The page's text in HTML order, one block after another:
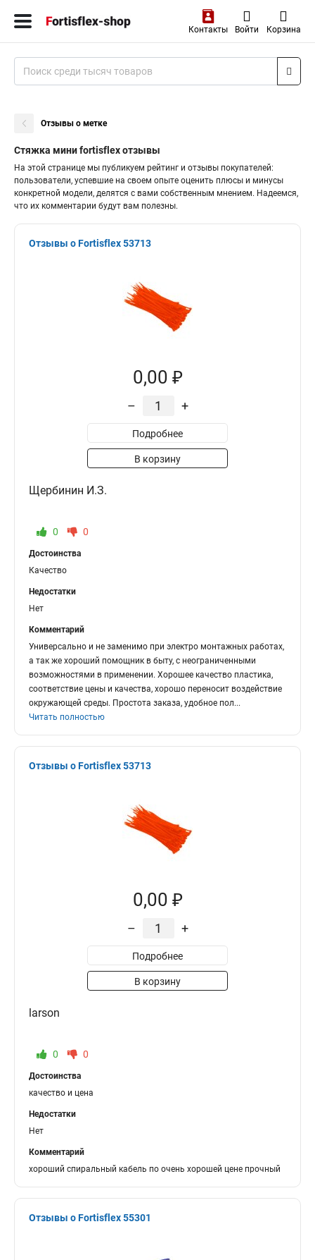
Контакты Войти Корзина
Отзывы о метке
Стяжка мини fortisflex отзывы
На этой странице мы публикуем рейтинг и отзывы покупателей:
пользователи, успевшие на своем опыте оценить плюсы и минусы
конкретной модели, делятся с вами собственным мнением. Надеемся,
что их комментарии будут вам полезны.
Отзывы о Fortisflex 53713
0,00 ₽
– +
Подробнее
В корзину
Щербинин И.З.
0 0
Достоинства
Качество
Недостатки
Нет
Комментарий
Универсально и не заменимо при электро монтажных работах,
а так же хороший помощник в быту, с неограниченными
возможностями в применении. Хорошее качество пластика,
соответствие цены и качества, хорошо переносит воздействие
окружающей среды. Простота заказа, удобное пол...
Читать полностью
Отзывы о Fortisflex 53713
0,00 ₽
– +
Подробнее
В корзину
larson
0 0
Достоинства
качество и цена
Недостатки
Нет
Комментарий
хороший спиральный кабель по очень хорошей цене прочный
Отзывы о Fortisflex 55301